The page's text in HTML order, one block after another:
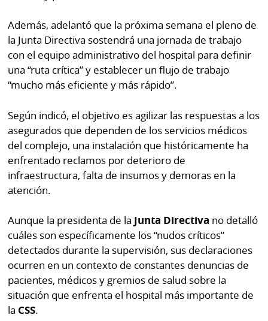
Además, adelantó que la próxima semana el pleno de
la Junta Directiva sostendrá una jornada de trabajo
con el equipo administrativo del hospital para definir
una “ruta crítica” y establecer un flujo de trabajo
“mucho más eficiente y más rápido”.
Según indicó, el objetivo es agilizar las respuestas a los
asegurados que dependen de los servicios médicos
del complejo, una instalación que históricamente ha
enfrentado reclamos por deterioro de
infraestructura, falta de insumos y demoras en la
atención.
Aunque la presidenta de la Junta Directiva no detalló
cuáles son específicamente los “nudos críticos”
detectados durante la supervisión, sus declaraciones
ocurren en un contexto de constantes denuncias de
pacientes, médicos y gremios de salud sobre la
situación que enfrenta el hospital más importante de
la CSS.